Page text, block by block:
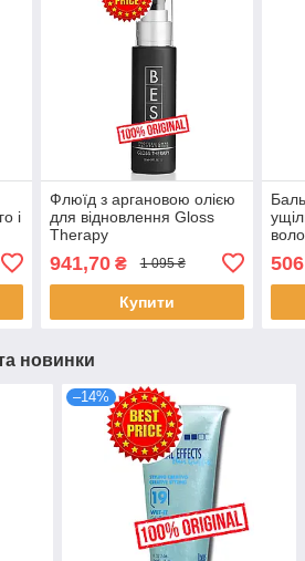
і
Флюїд з аргановою олією
для відновлення Gloss
Therapy
941,70₴ 1 095 ₴
Купити
506
новинки
–14%